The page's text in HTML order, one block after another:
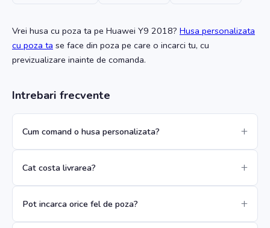
Vrei husa cu poza ta pe Huawei Y9 2018? Husa personalizata
cu poza ta se face din poza pe care o incarci tu, cu
previzualizare inainte de comanda.
Intrebari frecvente
Cum comand o husa personalizata?
Cat costa livrarea?
Pot incarca orice fel de poza?